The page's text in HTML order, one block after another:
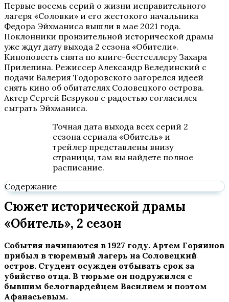
Первые восемь серий о жизни исправительного
лагеря «Соловки» и его жестокого начальника
Федора Эйхманиса вышли в мае 2021 года.
Поклонники пронзительной исторической драмы
уже ждут дату выхода 2 сезона «Обители».
Киноповесть снята по книге-бестселлеру Захара
Прилепина. Режиссер Александр Велединский с
подачи Валерия Тодоровского загорелся идеей
снять кино об обитателях Соловецкого острова.
Актер Сергей Безруков с радостью согласился
сыграть Эйхманиса.
Точная дата выхода всех серий 2
сезона сериала «Обитель» и
трейлер представлены внизу
страницы, там вы найдете полное
расписание.
Содержание
Сюжет исторической драмы
«Обитель», 2 сезон
События начинаются в 1927 году. Артем Горяинов
прибыл в тюремный лагерь на Соловецкий
остров. Студент осужден отбывать срок за
убийство отца. В тюрьме он подружился с
бывшим белогвардейцем Василием и поэтом
Афанасьевым.